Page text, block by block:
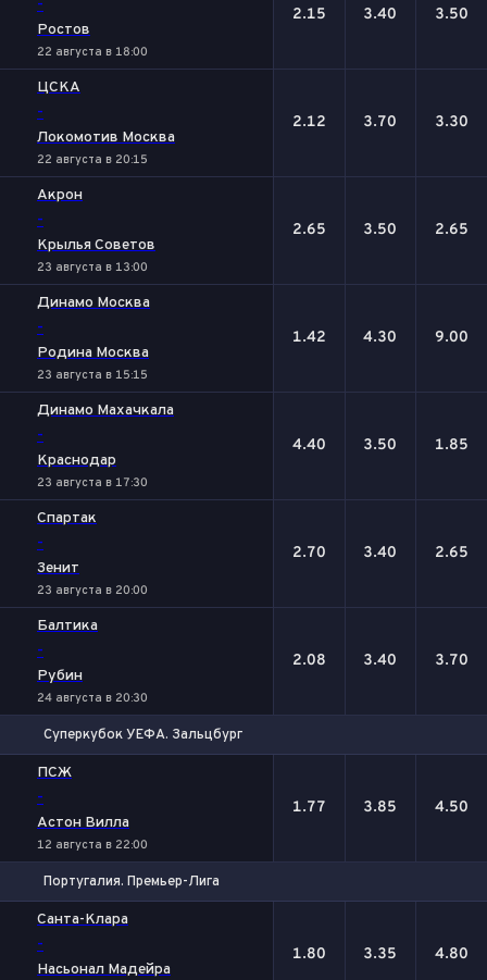
-
Ростов
22 августа в 18:00
2.15 3.40 3.50
ЦСКА
-
Локомотив Москва
22 августа в 20:15
2.12 3.70 3.30
Акрон
-
Крылья Советов
23 августа в 13:00
2.65 3.50 2.65
Динамо Москва
-
Родина Москва
23 августа в 15:15
1.42 4.30 9.00
Динамо Махачкала
-
Краснодар
23 августа в 17:30
4.40 3.50 1.85
Спартак
-
Зенит
23 августа в 20:00
2.70 3.40 2.65
Балтика
-
Рубин
24 августа в 20:30
2.08 3.40 3.70
Суперкубок УЕФА. Зальцбург
ПСЖ
-
Астон Вилла
12 августа в 22:00
1.77 3.85 4.50
Португалия. Премьер-Лига
Санта-Клара
-
Насьонал Мадейра
1.80 3.35 4.80